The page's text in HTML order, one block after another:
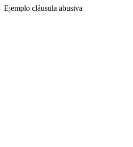
Ejemplo cláusula abusiva